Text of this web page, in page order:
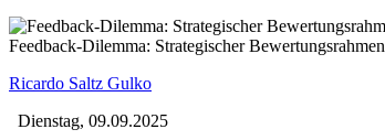
Feedback-Dilemma: Strategischer Bewertungsrahmen
Ricardo Saltz Gulko
Dienstag, 09.09.2025